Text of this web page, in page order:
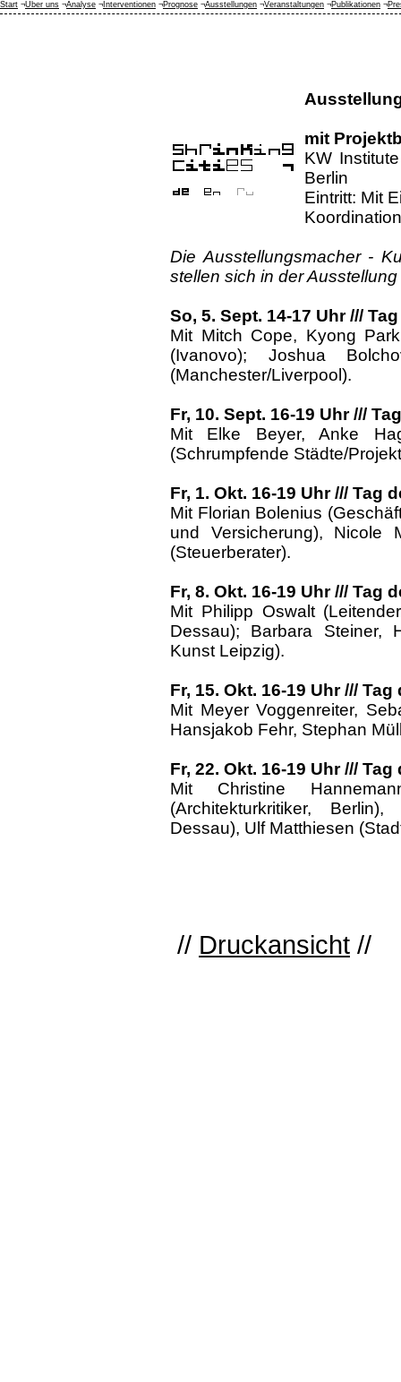
mit
KW
Berlin
Eintritt: Mit
Die Ausstellungsmacher -
stellen sich in der
So, 5. Sept. 14-17 Uhr ///
Mit Mitch Cope, Kyong
(Ivanovo); Joshua
(Manchester/Liverpool).
Fr, 10. Sept. 16-19 Uhr ///
Mit Elke Beyer, Anke
(Schrumpfende Städte/
Fr, 1. Okt. 16-19 Uhr /// Tag
Mit Florian Bolenius
und Versicherung), Nicole
(Steuerberater).
Fr, 8. Okt. 16-19 Uhr /// Tag
Mit Philipp Oswalt
Dessau); Barbara Steiner,
Kunst Leipzig).
Fr, 15. Okt. 16-19 Uhr ///
Mit Meyer Voggenreiter,
Hansjakob Fehr, Stephan
Fr, 22. Okt. 16-19 Uhr ///
Mit Christine
(Architekturkritiker,
Dessau), Ulf Matthiesen
// Druckansicht //
Start ¬Über uns ¬Analyse ¬ Interventionen ¬Prognose ¬Ausstellungen ¬Veranstaltungen ¬Publikationen ¬